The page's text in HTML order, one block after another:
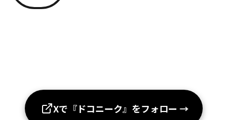
Xで『ドコニーク』をフォロー →